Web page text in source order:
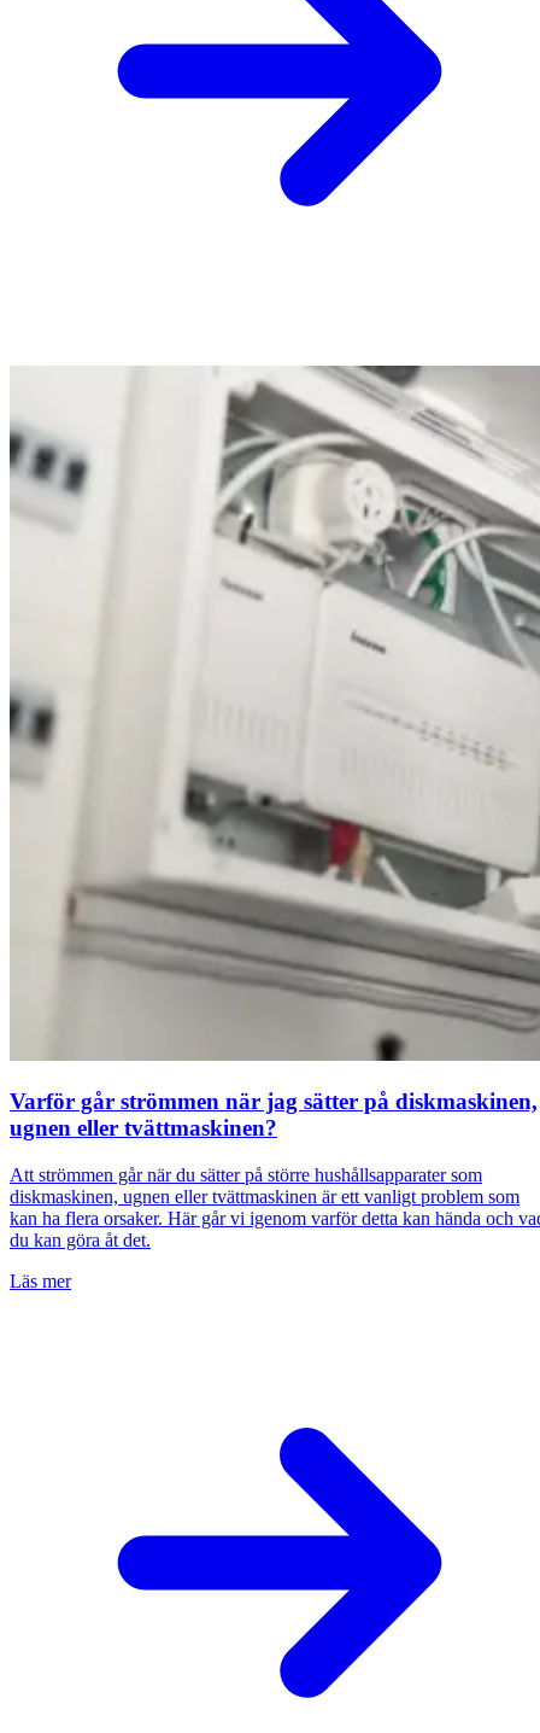
Varför går strömmen när jag sätter på diskmaskinen,
ugnen eller tvättmaskinen?
Att strömmen går när du sätter på större hushållsapparater som
diskmaskinen, ugnen eller tvättmaskinen är ett vanligt problem som
kan ha flera orsaker. Här går vi igenom varför detta kan hända och
du kan göra åt det.
Läs mer